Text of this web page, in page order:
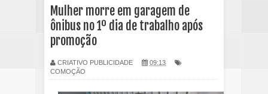
Mulher morre em garagem de
ônibus no 1º dia de trabalho após
promoção
CRIATIVO PUBLICIDADE
09:13
COMOÇÃO